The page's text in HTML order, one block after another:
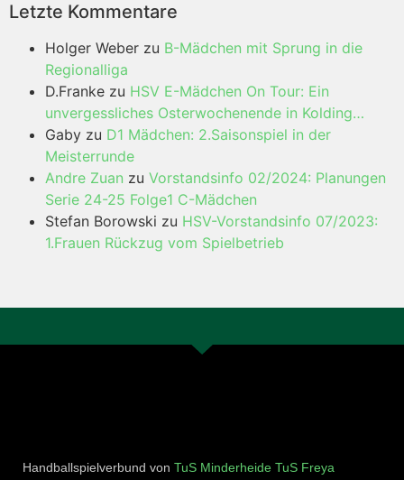
Letzte Kommentare
Holger Weber zu B-Mädchen mit Sprung in die
Regionalliga
D.Franke zu HSV E-Mädchen On Tour: Ein
unvergessliches Osterwochenende in Kolding…
Gaby zu D1 Mädchen: 2.Saisonspiel in der
Meisterrunde
Andre Zuan zu Vorstandsinfo 02/2024: Planungen
Serie 24-25 Folge1 C-Mädchen
Stefan Borowski zu HSV-Vorstandsinfo 07/2023:
1.Frauen Rückzug vom Spielbetrieb
Handballspielverbund von TuS Minderheide TuS Freya